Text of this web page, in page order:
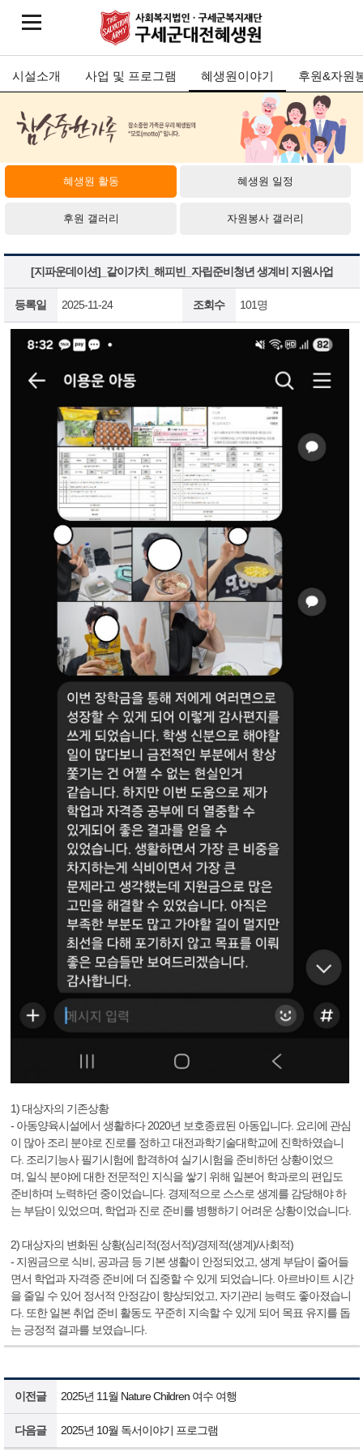
시설소개 사업 및 프로그램 혜생원이야기 후원&자원
혜생원 활동 혜생원 일정
후원 갤러리 자원봉사 갤러리
[지파운데이션]_같이가치_해피빈_자립준비청년 생계비 지원사업
등록일 2025-11-24 조회수 101명
1) 대상자의 기존상황
- 아동양육시설에서 생활하다 2020년 보호종료된 아동입니다. 요리에 관심
이 많아 조리 분야로 진로를 정하고 대전과학기술대학교에 진학하였습니
다. 조리기능사 필기시험에 합격하여 실기시험을 준비하던 상황이었으
며, 일식 분야에 대한 전문적인 지식을 쌓기 위해 일본어 학과로의 편입도
준비하며 노력하던 중이었습니다. 경제적으로 스스로 생계를 감당해야 하
는 부담이 있었으며, 학업과 진로 준비를 병행하기 어려운 상황이었습니다.
2) 대상자의 변화된 상황(심리적(정서적)/경제적(생계)/사회적)
- 지원금으로 식비, 공과금 등 기본 생활이 안정되었고, 생계 부담이 줄어들
면서 학업과 자격증 준비에 더 집중할 수 있게 되었습니다. 아르바이트 시간
을 줄일 수 있어 정서적 안정감이 향상되었고, 자기관리 능력도 좋아졌습니
다. 또한 일본 취업 준비 활동도 꾸준히 지속할 수 있게 되어 목표 유지를 돕
는 긍정적 결과를 보였습니다.
이전글 2025년 11월 Nature Children 여수 여행
다음글 2025년 10월 독서이야기 프로그램